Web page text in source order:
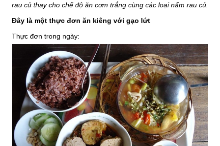
rau củ thay cho chế độ ăn cơm trắng cùng các loại nấm rau củ.
Đây là một thực đơn ăn kiêng với gạo lứt
Thực đơn trong ngày: